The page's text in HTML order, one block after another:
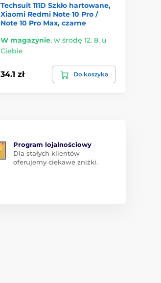
Techsuit 111D Szkło hartowane,
Xiaomi Redmi Note 10 Pro /
Note 10 Pro Max, czarne
W magazynie, w środę 12. 8. u
Ciebie
34.1 zł Do koszyka
Program lojalnościowy
Dla stałych klientów
oferujemy ciekawe zniżki.